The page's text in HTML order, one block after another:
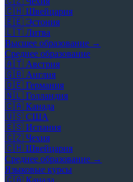
🇨🇭 Швейцария
🇪🇪 Эстония
🇱🇹 Литва
Высшее образование →
Среднее образование
🇦🇹 Австрия
🇬🇧 Англия
🇩🇪 Германия
🇳🇱 Голландия
🇨🇦 Канада
🇺🇸 США
🇪🇸 Испания
🇨🇿 Чехия
🇨🇭 Швейцария
Среднее образование →
Языковые курсы
🇨🇦 Канада